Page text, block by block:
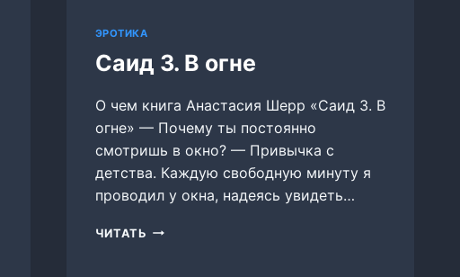
ЭРОТИКА
Саид 3. В огне
О чем книга Анастасия Шерр «Саид 3. В
огне» — Почему ты постоянно
смотришь в окно? — Привычка с
детства. Каждую свободную минуту я
проводил у окна, надеясь увидеть…
ЧИТАТЬ САИД